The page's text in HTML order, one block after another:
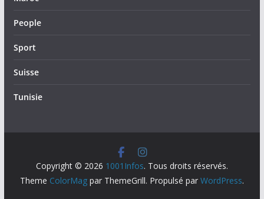
People
Sport
Suisse
Tunisie
Copyright © 2026 1001Infos. Tous droits réservés.
Theme ColorMagpar ThemeGrill. Propulsé par WordPress.